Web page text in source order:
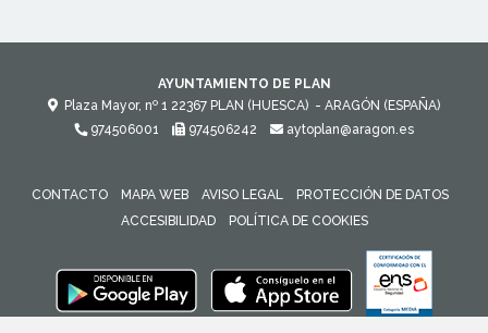
AYUNTAMIENTO DE PLAN
Plaza Mayor, nº 1 22367 PLAN (HUESCA) - ARAGÓN (ESPAÑA)
974506001
974506242 aytoplan@aragon.es
CONTACTO MAPA WEB AVISO LEGAL
PROTECCIÓN DE DATOS
ACCESIBILIDAD
POLÍTICA DE COOKIES